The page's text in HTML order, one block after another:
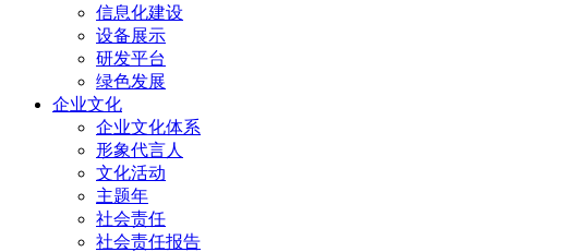
信息化建设
设备展示
研发平台
绿色发展
企业文化
企业文化体系
形象代言人
文化活动
主题年
社会责任
社会责任报告